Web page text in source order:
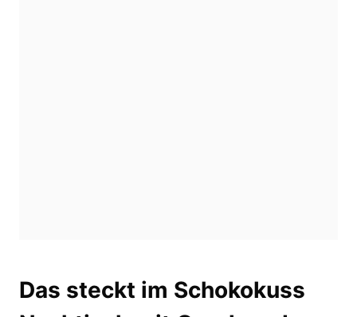
Das steckt im Schokokuss